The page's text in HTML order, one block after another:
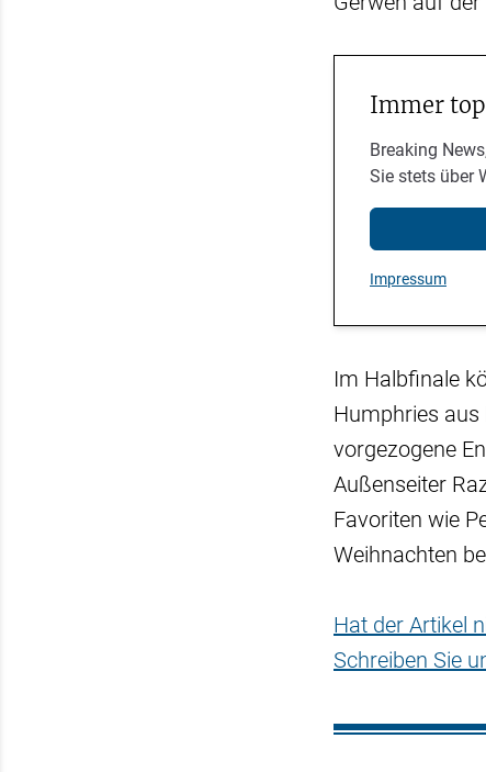
Immer
Breaking
Sie stets über
Impressum
Im Halbfinale
Humphries aus
vorgezogene
Außenseiter
Favoriten wie
Weihnachten
Hat der Artikel
Schreiben Sie